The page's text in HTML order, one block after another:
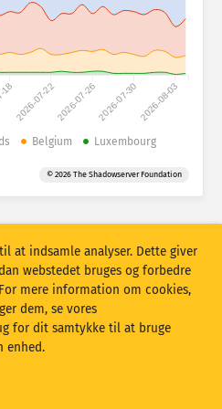
Tag
Overlappende
Nulstil
som PNG
2026-07-222026-07-262026-07-302026-08-03
Belgium Luxembourg
© 2026 The Shadowserver Foundation
FOUNDATION
Kontakt os Krediteringer
at indsamle analyser. Dette giver
webstedet bruges og forbedre
mere information om cookies,
dem, se vores
for dit samtykke til at bruge
enhed.